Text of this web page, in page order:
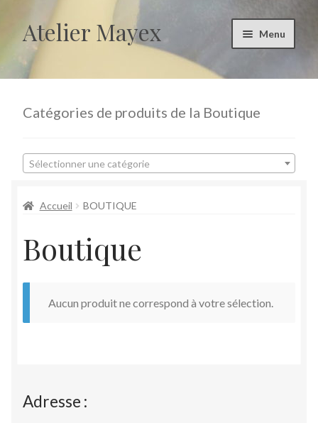
Aller
à
la
navigation
Aller
au
contenu
Atelier Mayex Menu
Accueil
Accueil
Panier
Catégories de produits de la Boutique
Sélectionner une catégorie
Accueil BOUTIQUE
Boutique
Aucun produit ne correspond à votre sélection.
Adresse :